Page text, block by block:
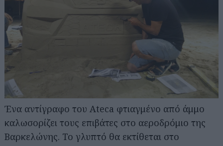
Ένα αντίγραφο του Ateca φτιαγμένο από άμμο
καλωσορίζει τους επιβάτες στο αεροδρόμιο της
Βαρκελώνης. Το γλυπτό θα εκτίθεται στο